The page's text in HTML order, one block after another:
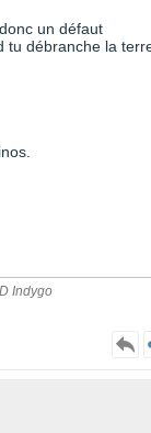
un défaut
tu débranche la
Indygo